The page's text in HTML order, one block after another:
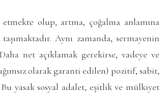
olup, artma, çoğalma anlamına
Aynı zamanda, sermayenin
net açıklamak gerekirse, vadeye ve
olarak garanti edilen) pozitif, sabit,
yasak sosyal adalet, eşitlik ve mülkiyet